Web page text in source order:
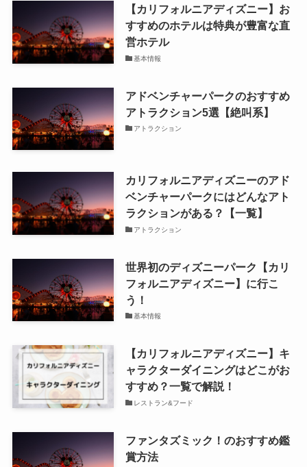
【カリフォルニアディズニー】お
すすめのホテルは特典が豊富な直
営ホテル
基本情報
アドベンチャーパークのおすすめ
アトラクション5選【絶叫系】
アトラクション
カリフォルニアディズニーのアド
ベンチャーパークにはどんなアト
ラクションがある？【一覧】
アトラクション
世界初のディズニーパーク【カリ
フォルニアディズニー】に行こ
う！
基本情報
【カリフォルニアディズニー】キ
ャラクターダイニングはどこがお
すすめ？一覧で解説！
レストラン&フード
ファンタズミック！のおすすめ鑑
賞方法